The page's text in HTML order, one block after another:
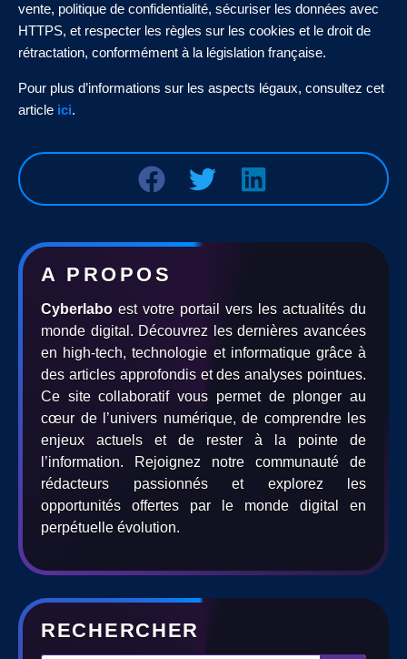
vente, politique de confidentialité, sécuriser les données avec
HTTPS, et respecter les règles sur les cookies et le droit de
rétractation, conformément à la législation française.
Pour plus d’informations sur les aspects légaux, consultez cet
article ici.
A PROPOS
Cyberlabo est votre portail vers les actualités du
monde digital. Découvrez les dernières avancées
en high-tech, technologie et informatique grâce à
des articles approfondis et des analyses pointues.
Ce site collaboratif vous permet de plonger au
cœur de l’univers numérique, de comprendre les
enjeux actuels et de rester à la pointe de
l’information. Rejoignez notre communauté de
rédacteurs passionnés et explorez les
opportunités offertes par le monde digital en
perpétuelle évolution.
RECHERCHER